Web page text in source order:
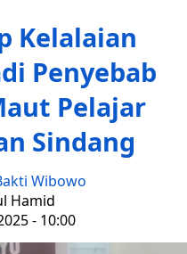
Kelalaian
Penyebab
Pelajar
Sindang
Wibowo
Hamid
- 10:00